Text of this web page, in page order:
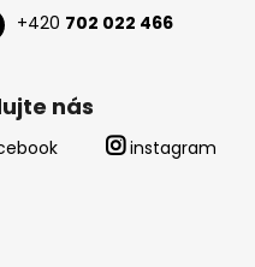
+420 702 022 466
nás
instagram